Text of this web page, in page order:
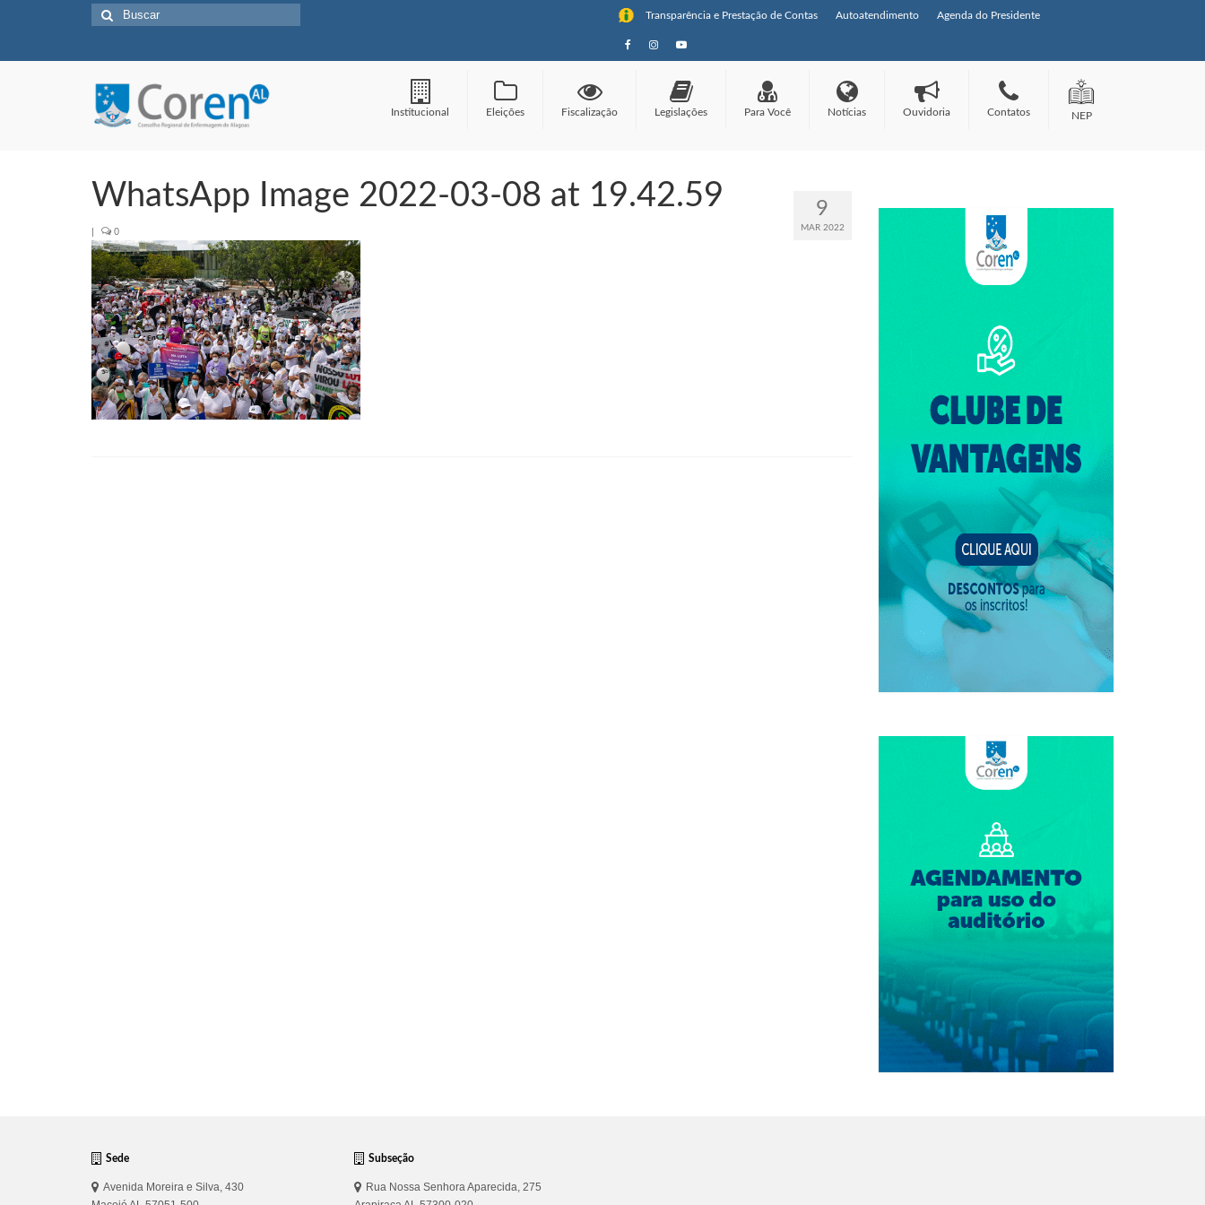
Transparência e Prestação de Contas Autoatendimento Agenda do Presidente
Buscar
por:
Institucional Eleições Fiscalização Legislações Para Você Notícias Ouvidoria Contatos NEP
9
MAR 2022
WhatsApp Image 2022-03-08 at 19.42.59
| 0
Sede
Avenida Moreira e Silva, 430
Subseção
Rua Nossa Senhora Aparecida, 275